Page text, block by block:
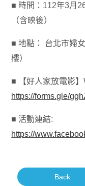
■ 時間：112年3月
（含映後）
■ 地點： 台北市婦
樓）
■ 【好人家放電影
https://forms.gle/
■ 活動連結:
https://
Back